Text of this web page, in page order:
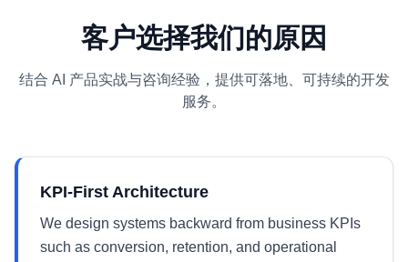
客户选择我们的原因
结合 AI 产品实战与咨询经验，提供可落地、可持续的开发
服务。
KPI-First Architecture
We design systems backward from business KPIs
such as conversion, retention, and operational